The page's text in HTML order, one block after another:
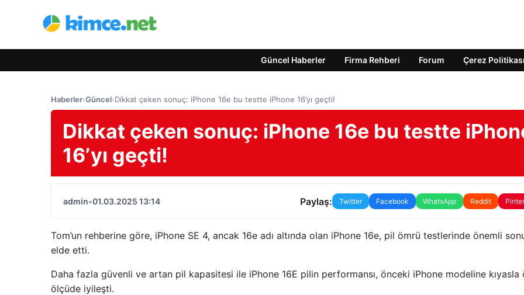
Güncel Haberler Firma Rehberi Forum Çerez Politikası
Haberler›Güncel›Dikkat çeken sonuç: iPhone 16e bu testte iPhone 16’yı geçti!
Dikkat çeken sonuç: iPhone 16e bu testte
16’yı geçti!
admin•01.03.2025 13:14 Paylaş: Twitter Facebook WhatsApp Reddit
Tom’un rehberine göre, iPhone SE 4, ancak 16e adı altında olan iPhone 16e, pil ömrü testlerinde önemli
elde etti.
Daha fazla güvenli ve artan pil kapasitesi ile iPhone 16E pilin performansı, önceki iPhone modeline kıyasla
ölçüde iyileşti.